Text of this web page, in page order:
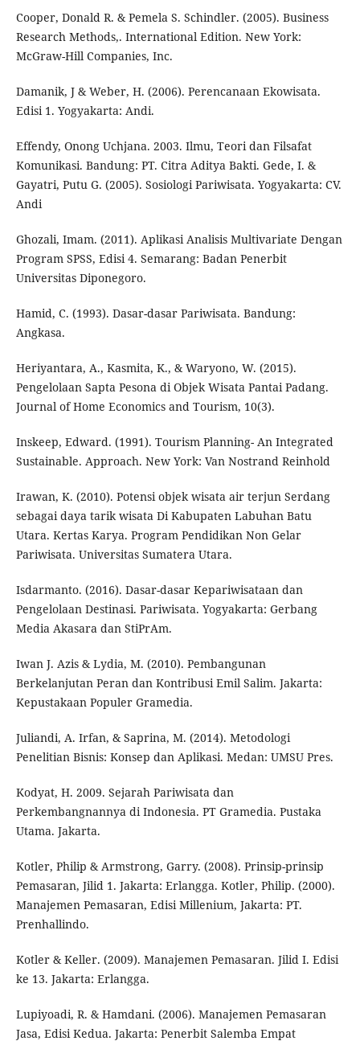
Cooper, Donald R. & Pemela S. Schindler. (2005). Business
Research Methods,. International Edition. New York:
McGraw-Hill Companies, Inc.
Damanik, J & Weber, H. (2006). Perencanaan Ekowisata.
Edisi 1. Yogyakarta: Andi.
Effendy, Onong Uchjana. 2003. Ilmu, Teori dan Filsafat
Komunikasi. Bandung: PT. Citra Aditya Bakti. Gede, I. &
Gayatri, Putu G. (2005). Sosiologi Pariwisata. Yogyakarta: CV.
Andi
Ghozali, Imam. (2011). Aplikasi Analisis Multivariate Dengan
Program SPSS, Edisi 4. Semarang: Badan Penerbit
Universitas Diponegoro.
Hamid, C. (1993). Dasar-dasar Pariwisata. Bandung:
Angkasa.
Heriyantara, A., Kasmita, K., & Waryono, W. (2015).
Pengelolaan Sapta Pesona di Objek Wisata Pantai Padang.
Journal of Home Economics and Tourism, 10(3).
Inskeep, Edward. (1991). Tourism Planning- An Integrated
Sustainable. Approach. New York: Van Nostrand Reinhold
Irawan, K. (2010). Potensi objek wisata air terjun Serdang
sebagai daya tarik wisata Di Kabupaten Labuhan Batu
Utara. Kertas Karya. Program Pendidikan Non Gelar
Pariwisata. Universitas Sumatera Utara.
Isdarmanto. (2016). Dasar-dasar Kepariwisataan dan
Pengelolaan Destinasi. Pariwisata. Yogyakarta: Gerbang
Media Akasara dan StiPrAm.
Iwan J. Azis & Lydia, M. (2010). Pembangunan
Berkelanjutan Peran dan Kontribusi Emil Salim. Jakarta:
Kepustakaan Populer Gramedia.
Juliandi, A. Irfan, & Saprina, M. (2014). Metodologi
Penelitian Bisnis: Konsep dan Aplikasi. Medan: UMSU Pres.
Kodyat, H. 2009. Sejarah Pariwisata dan
Perkembangnannya di Indonesia. PT Gramedia. Pustaka
Utama. Jakarta.
Kotler, Philip & Armstrong, Garry. (2008). Prinsip-prinsip
Pemasaran, Jilid 1. Jakarta: Erlangga. Kotler, Philip. (2000).
Manajemen Pemasaran, Edisi Millenium, Jakarta: PT.
Prenhallindo.
Kotler & Keller. (2009). Manajemen Pemasaran. Jilid I. Edisi
ke 13. Jakarta: Erlangga.
Lupiyoadi, R. & Hamdani. (2006). Manajemen Pemasaran
Jasa, Edisi Kedua. Jakarta: Penerbit Salemba Empat